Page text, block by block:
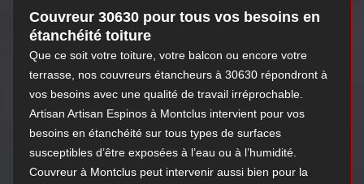
Couvreur 30630 pour tous vos besoins en
étanchéité toiture
Que ce soit votre toiture, votre balcon ou encore votre
terrasse, nos couvreurs étancheurs à 30630 répondront à
vos besoins avec une qualité de travail irréprochable.
Artisan Artisan Espinos à Montclus intervient pour vos
besoins en étanchéité sur tous types de surfaces
susceptibles d’être exposées à l’eau ou à l’humidité.
Couvreur à Montclus peut intervenir aussi bien pour la